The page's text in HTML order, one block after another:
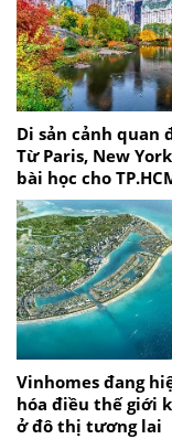
Di sản cảnh quan
Từ Paris, New
bài học cho
Vinhomes đang
hóa điều thế giới
ở đô thị tương lai